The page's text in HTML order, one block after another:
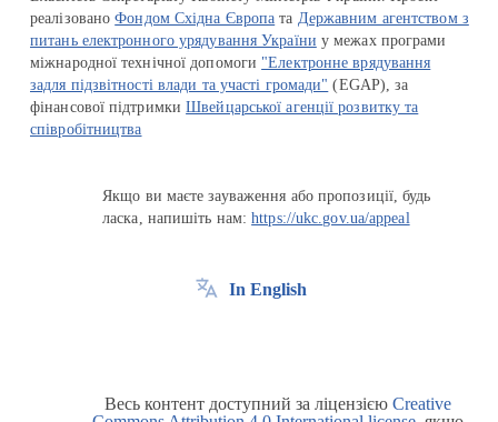
реалізованоФондом Східна Європа та Державним агентством з
питань електронного урядування України у межах програми
міжнародної технічної допомоги "Електронне врядування
задля підзвітності влади та участі громади" (EGAP), за
фінансової підтримкиШвейцарської агенції розвитку та
співробітництва
Якщо ви маєте зауваження або пропозиції, будь
ласка, напишіть нам:https://ukc.gov.ua/appeal
In English
Весь контент доступний за ліцензією Creative